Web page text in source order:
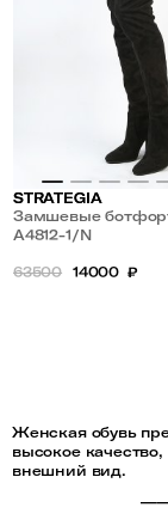
STRATEGIA
Замшевые
A4812-1/N
63500 14000 ₽
Женская обувь
высокое
внешний вид.